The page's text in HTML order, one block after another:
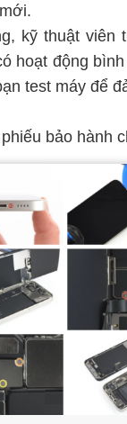
mới.
kỹ thuật viên
hoạt động
test máy để
bảo hành